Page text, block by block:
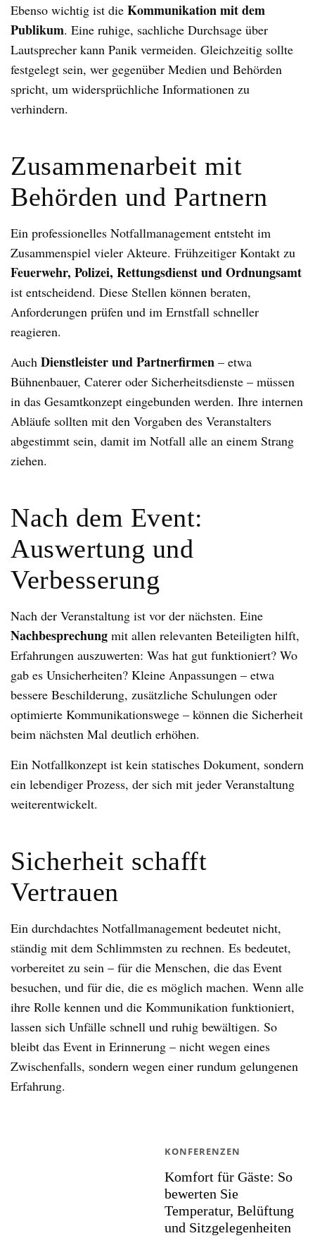
Ebenso wichtig ist die Kommunikation mit dem
Publikum. Eine ruhige, sachliche Durchsage über
Lautsprecher kann Panik vermeiden. Gleichzeitig sollte
festgelegt sein, wer gegenüber Medien und Behörden
spricht, um widersprüchliche Informationen zu
verhindern.
Zusammenarbeit mit
Behörden und Partnern
Ein professionelles Notfallmanagement entsteht im
Zusammenspiel vieler Akteure. Frühzeitiger Kontakt zu
Feuerwehr, Polizei, Rettungsdienst und Ordnungsamt
ist entscheidend. Diese Stellen können beraten,
Anforderungen prüfen und im Ernstfall schneller
reagieren.
Auch Dienstleister und Partnerfirmen – etwa
Bühnenbauer, Caterer oder Sicherheitsdienste – müssen
in das Gesamtkonzept eingebunden werden. Ihre internen
Abläufe sollten mit den Vorgaben des Veranstalters
abgestimmt sein, damit im Notfall alle an einem Strang
ziehen.
Nach dem Event:
Auswertung und
Verbesserung
Nach der Veranstaltung ist vor der nächsten. Eine
Nachbesprechung mit allen relevanten Beteiligten hilft,
Erfahrungen auszuwerten: Was hat gut funktioniert? Wo
gab es Unsicherheiten? Kleine Anpassungen – etwa
bessere Beschilderung, zusätzliche Schulungen oder
optimierte Kommunikationswege – können die Sicherheit
beim nächsten Mal deutlich erhöhen.
Ein Notfallkonzept ist kein statisches Dokument, sondern
ein lebendiger Prozess, der sich mit jeder Veranstaltung
weiterentwickelt.
Sicherheit schafft
Vertrauen
Ein durchdachtes Notfallmanagement bedeutet nicht,
ständig mit dem Schlimmsten zu rechnen. Es bedeutet,
vorbereitet zu sein – für die Menschen, die das Event
besuchen, und für die, die es möglich machen. Wenn alle
ihre Rolle kennen und die Kommunikation funktioniert,
lassen sich Unfälle schnell und ruhig bewältigen. So
bleibt das Event in Erinnerung – nicht wegen eines
Zwischenfalls, sondern wegen einer rundum gelungenen
Erfahrung.
Komfort für Gäste: So
bewerten Sie
Temperatur, Belüftung
und Sitzgelegenheiten
KONFERENZEN